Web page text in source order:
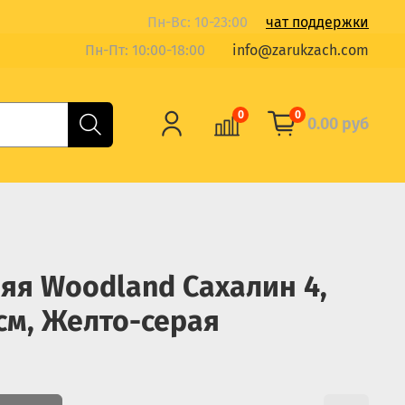
Пн-Вс: 10-23:00
чат поддержки
Пн-Пт: 10:00-18:00 info@zarukzach.com
0 0 0.00 руб
Woodland Сахалин 4,
Желто-серая